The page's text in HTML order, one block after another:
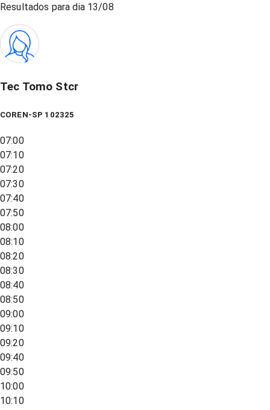
Resultados para dia 13/08
Tec Tomo Stcr
COREN-SP 102325
07:00
07:10
07:20
07:30
07:40
07:50
08:00
08:10
08:20
08:30
08:40
08:50
09:00
09:10
09:20
09:40
09:50
10:00
10:10